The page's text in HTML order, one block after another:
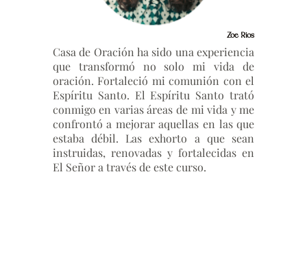
Zoe Rios
Casa de Oración ha sido una experiencia
que transformó no solo mi vida de
oración. Fortaleció mi comunión con el
Espíritu Santo. El Espíritu Santo trató
conmigo en varias áreas de mi vida y me
confrontó a mejorar aquellas en las que
estaba débil. Las exhorto a que sean
instruidas, renovadas y fortalecidas en
El Señor a través de este curso.